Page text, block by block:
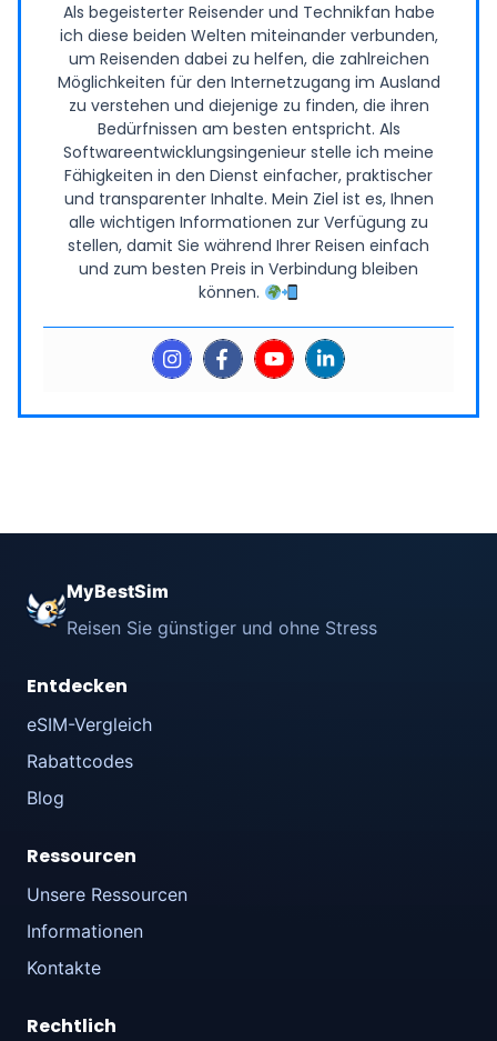
Als begeisterter Reisender und Technikfan habe
ich diese beiden Welten miteinander verbunden,
um Reisenden dabei zu helfen, die zahlreichen
Möglichkeiten für den Internetzugang im Ausland
zu verstehen und diejenige zu finden, die ihren
Bedürfnissen am besten entspricht. Als
Softwareentwicklungsingenieur stelle ich meine
Fähigkeiten in den Dienst einfacher, praktischer
und transparenter Inhalte. Mein Ziel ist es, Ihnen
alle wichtigen Informationen zur Verfügung zu
stellen, damit Sie während Ihrer Reisen einfach
und zum besten Preis in Verbindung bleiben
können.
MyBestSim
Reisen Sie günstiger und ohne Stress
Entdecken
eSIM-Vergleich
Rabattcodes
Blog
Ressourcen
Unsere Ressourcen
Informationen
Kontakte
Rechtlich